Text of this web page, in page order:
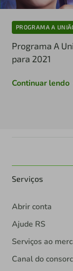
PROGRAMA A
Programa A
para 2021
Continuar lendo
Serviços
Abrir conta
Ajude RS
Serviços ao
Canal do